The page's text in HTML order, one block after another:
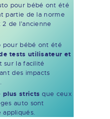
pour bébé ont été
partie de la norme
de l’ancienne
pour bébé ont été
tests utilisateur et
sur la facilité
des impacts
plus stricts que ceux
auto sont